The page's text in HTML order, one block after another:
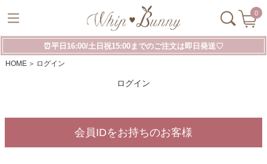
0
⏰平日16:00/土日祝15:00までのご注文は即日発送♡
HOME ログイン
ログイン
会員IDをお持ちのお客様